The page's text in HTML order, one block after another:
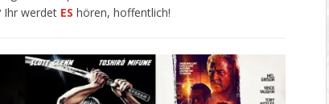
Ihr werdet ES hören, hoffentlich!